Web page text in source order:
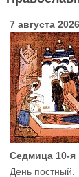
7 августа
Седмица 10-я
День постный.